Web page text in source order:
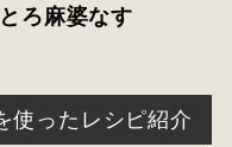
ろ麻婆なす
使ったレシピ紹介